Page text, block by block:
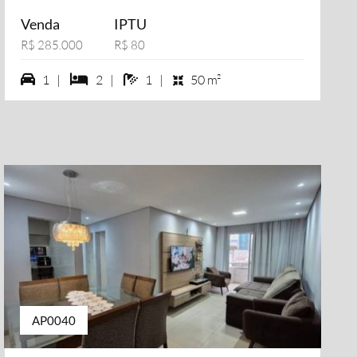
Venda
R$ 285.000
IPTU
R$ 80
1 vagas na garagem
1 | 2 dormiórios
2 | 1 banheiros
1 | 50 m²
AP0040